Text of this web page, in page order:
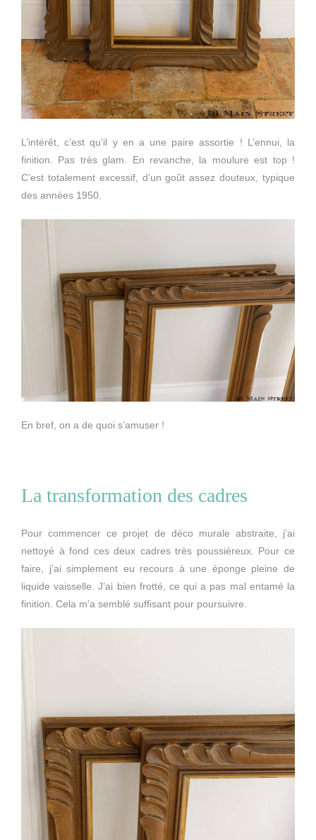
L’intérêt, c’est qu’il y en a une paire assortie ! L’ennui, la
finition. Pas très glam. En revanche, la moulure est top !
C’est totalement excessif, d’un goût assez douteux, typique
des années 1950.
En bref, on a de quoi s’amuser !
La transformation des cadres
Pour commencer ce projet de déco murale abstraite, j’ai
nettoyé à fond ces deux cadres très poussiéreux. Pour ce
faire, j’ai simplement eu recours à une éponge pleine de
liquide vaisselle. J’ai bien frotté, ce qui a pas mal entamé la
finition. Cela m’a semblé suffisant pour poursuivre.